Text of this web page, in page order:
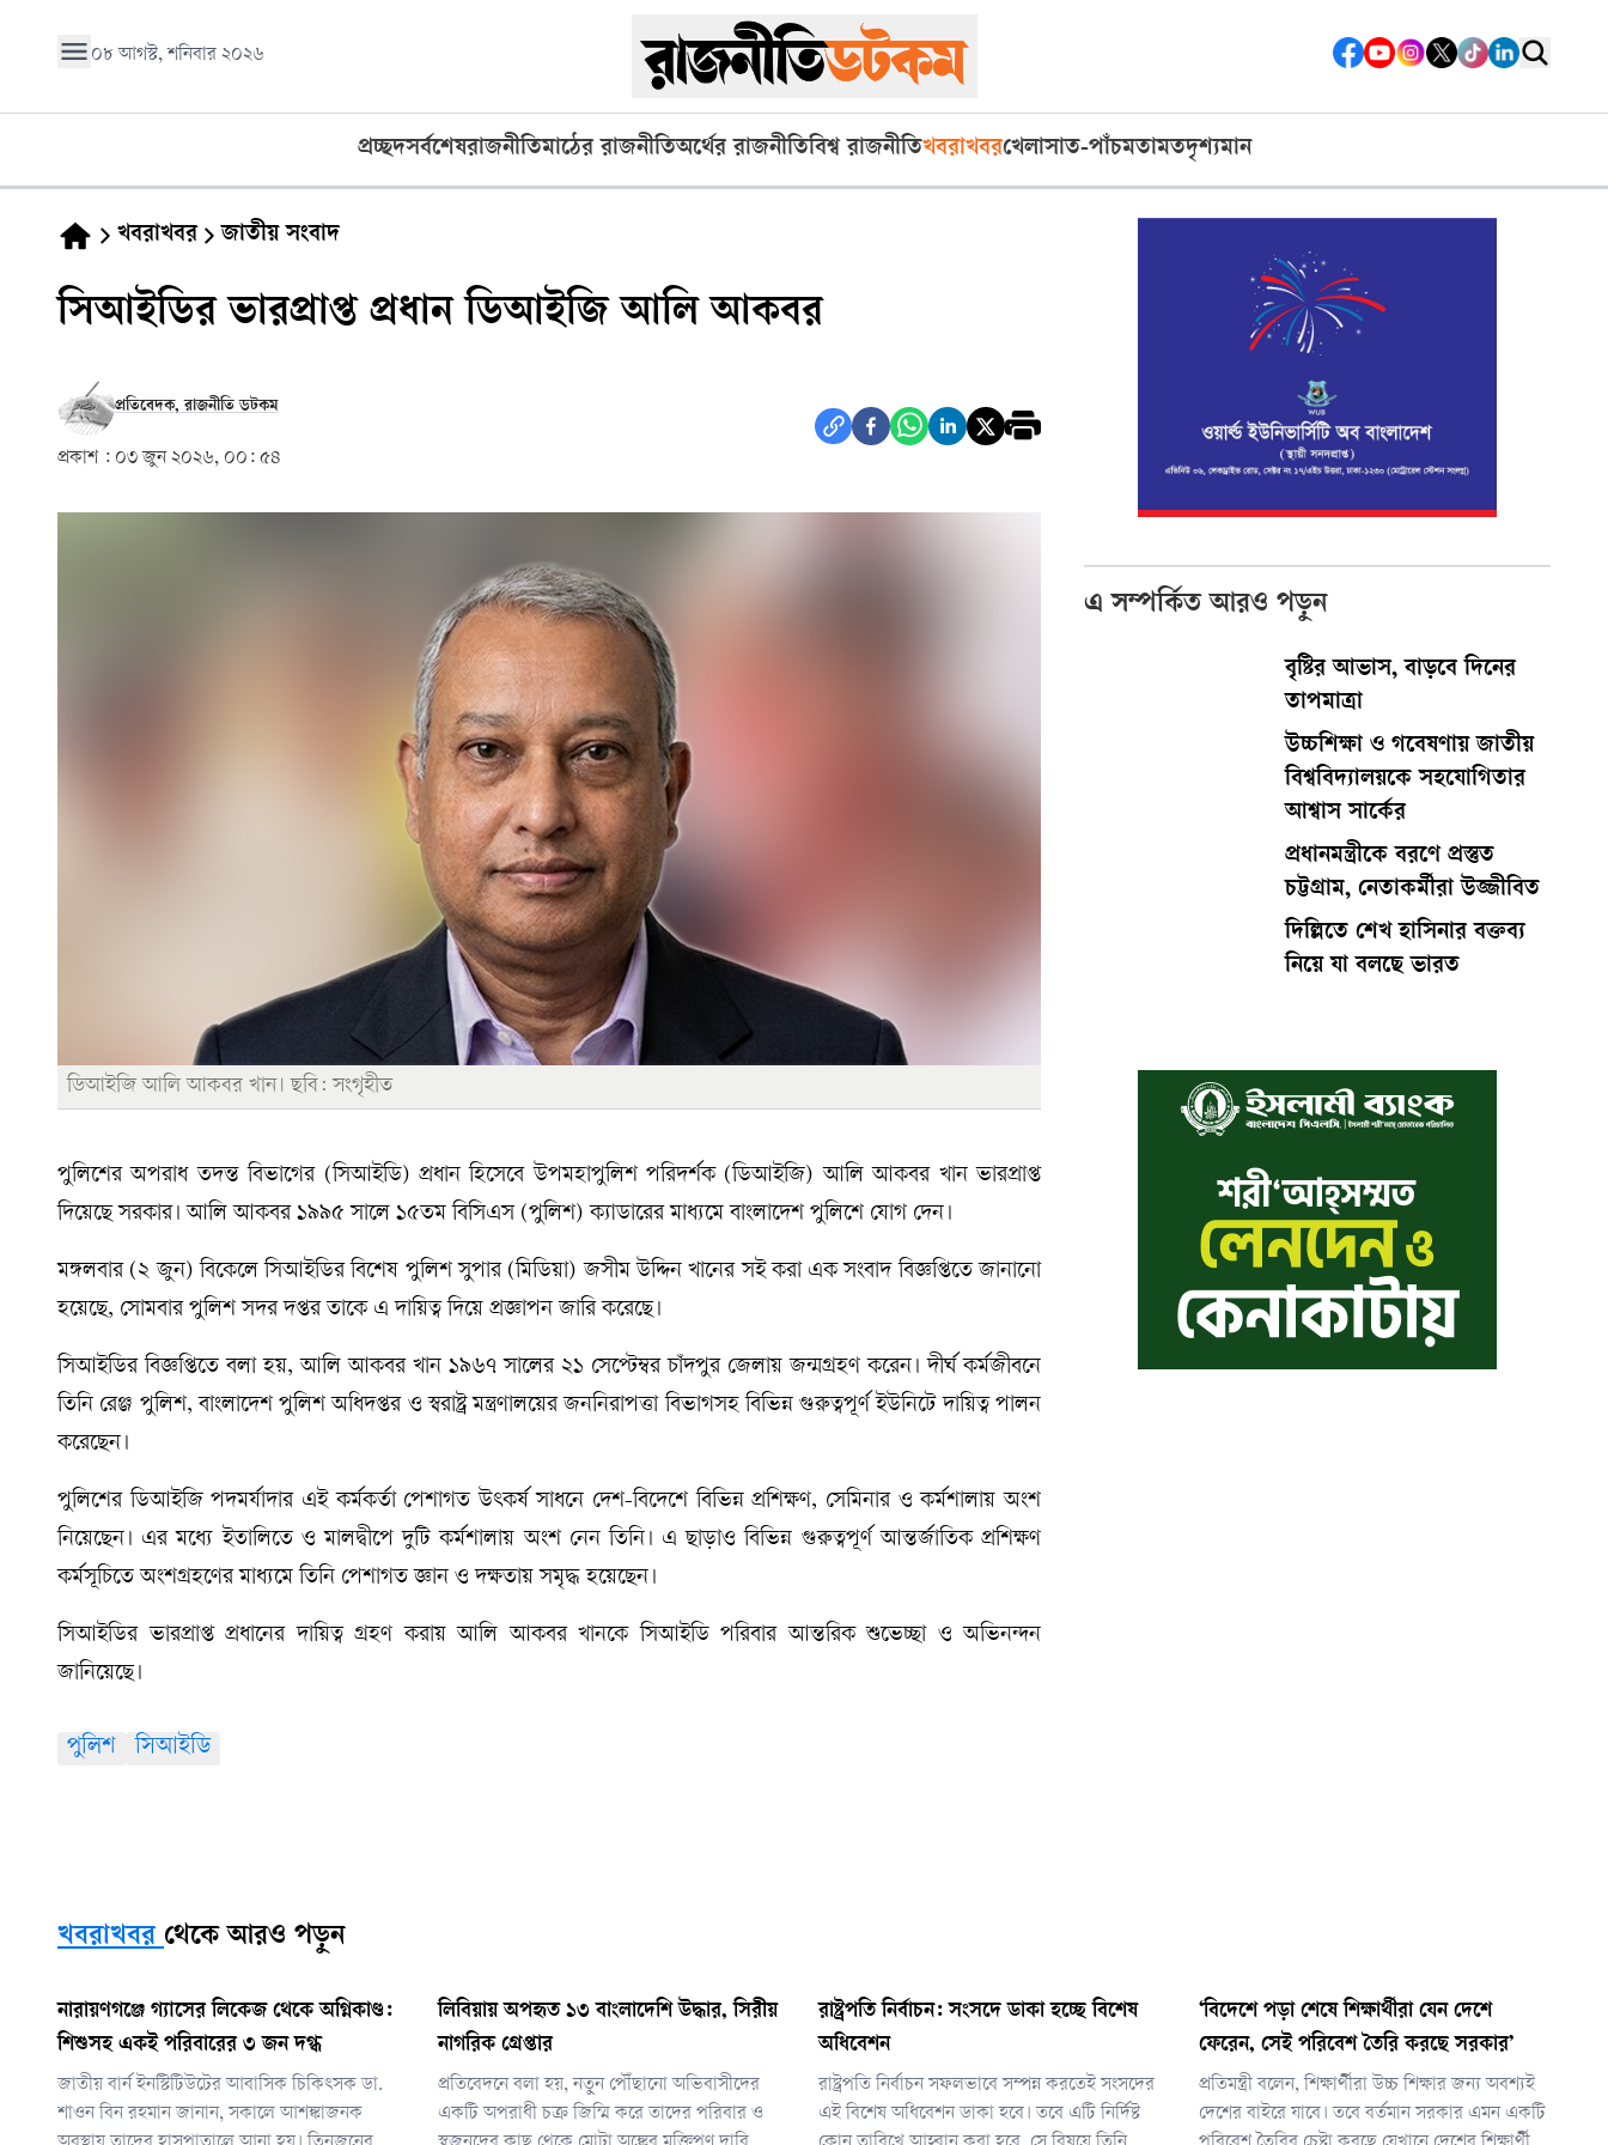
০৮ আগস্ট, শনিবার ২০২৬
প্রচ্ছদসর্বশেষরাজনীতিমাঠের রাজনীতিঅর্থের রাজনীতিবিশ্ব রাজনীতিখবরাখবরখেলাসাত-পাঁচমতামতদৃশ্যমান
খবরাখবর জাতীয় সংবাদ
সিআইডির ভারপ্রাপ্ত প্রধান ডিআইজি আলি আকবর
প্রতিবেদক, রাজনীতি ডটকম
প্রকাশ : ০৩ জুন ২০২৬, ০০: ৫৪
ডিআইজি আলি আকবর খান। ছবি: সংগৃহীত
পুলিশের অপরাধ তদন্ত বিভাগের (সিআইডি) প্রধান হিসেবে উপমহাপুলিশ পরিদর্শক (ডিআইজি) আলি আকবর খান ভারপ্রাপ্ত
দিয়েছে সরকার। আলি আকবর ১৯৯৫ সালে ১৫তম বিসিএস (পুলিশ) ক্যাডারের মাধ্যমে বাংলাদেশ পুলিশে যোগ দেন।
মঙ্গলবার (২ জুন) বিকেলে সিআইডির বিশেষ পুলিশ সুপার (মিডিয়া) জসীম উদ্দিন খানের সই করা এক সংবাদ বিজ্ঞপ্তিতে জানানো
হয়েছে, সোমবার পুলিশ সদর দপ্তর তাকে এ দায়িত্ব দিয়ে প্রজ্ঞাপন জারি করেছে।
সিআইডির বিজ্ঞপ্তিতে বলা হয়, আলি আকবর খান ১৯৬৭ সালের ২১ সেপ্টেম্বর চাঁদপুর জেলায় জন্মগ্রহণ করেন। দীর্ঘ কর্মজীবনে
তিনি রেঞ্জ পুলিশ, বাংলাদেশ পুলিশ অধিদপ্তর ও স্বরাষ্ট্র মন্ত্রণালয়ের জননিরাপত্তা বিভাগসহ বিভিন্ন গুরুত্বপূর্ণ ইউনিটে দায়িত্ব পালন
করেছেন।
পুলিশের ডিআইজি পদমর্যাদার এই কর্মকর্তা পেশাগত উৎকর্ষ সাধনে দেশ-বিদেশে বিভিন্ন প্রশিক্ষণ, সেমিনার ও কর্মশালায় অংশ
নিয়েছেন। এর মধ্যে ইতালিতে ও মালদ্বীপে দুটি কর্মশালায় অংশ নেন তিনি। এ ছাড়াও বিভিন্ন গুরুত্বপূর্ণ আন্তর্জাতিক প্রশিক্ষণ
কর্মসূচিতে অংশগ্রহণের মাধ্যমে তিনি পেশাগত জ্ঞান ও দক্ষতায় সমৃদ্ধ হয়েছেন।
সিআইডির ভারপ্রাপ্ত প্রধানের দায়িত্ব গ্রহণ করায় আলি আকবর খানকে সিআইডি পরিবার আন্তরিক শুভেচ্ছা ও অভিনন্দন
জানিয়েছে।
পুলিশ সিআইডি
এ সম্পর্কিত আরও পড়ুন
বৃষ্টির আভাস, বাড়বে দিনের
তাপমাত্রা
উচ্চশিক্ষা ও গবেষণায় জাতীয়
বিশ্ববিদ্যালয়কে সহযোগিতার
আশ্বাস সার্কের
প্রধানমন্ত্রীকে বরণে প্রস্তুত
চট্টগ্রাম, নেতাকর্মীরা উজ্জীবিত
দিল্লিতে শেখ হাসিনার বক্তব্য
নিয়ে যা বলছে ভারত
খবরাখবর থেকে আরও পড়ুন
নারায়ণগঞ্জে গ্যাসের লিকেজ থেকে অগ্নিকাণ্ড:
শিশুসহ একই পরিবারের ৩ জন দগ্ধ
জাতীয় বার্ন ইনস্টিটিউটের আবাসিক চিকিৎসক ডা.
শাওন বিন রহমান জানান, সকালে আশঙ্কাজনক
লিবিয়ায় অপহৃত ১৩ বাংলাদেশি উদ্ধার, সিরীয়
নাগরিক গ্রেপ্তার
প্রতিবেদনে বলা হয়, নতুন পৌঁছানো অভিবাসীদের
একটি অপরাধী চক্র জিম্মি করে তাদের পরিবার ও
রাষ্ট্রপতি নির্বাচন: সংসদে ডাকা হচ্ছে বিশেষ
অধিবেশন
রাষ্ট্রপতি নির্বাচন সফলভাবে সম্পন্ন করতেই সংসদের
এই বিশেষ অধিবেশন ডাকা হবে। তবে এটি নির্দিষ্ট
‘বিদেশে পড়া শেষে শিক্ষার্থীরা যেন দেশে
ফেরেন, সেই পরিবেশ তৈরি করছে সরকার’
প্রতিমন্ত্রী বলেন, শিক্ষার্থীরা উচ্চ শিক্ষার জন্য অবশ্যই
দেশের বাইরে যাবে। তবে বর্তমান সরকার এমন একটি